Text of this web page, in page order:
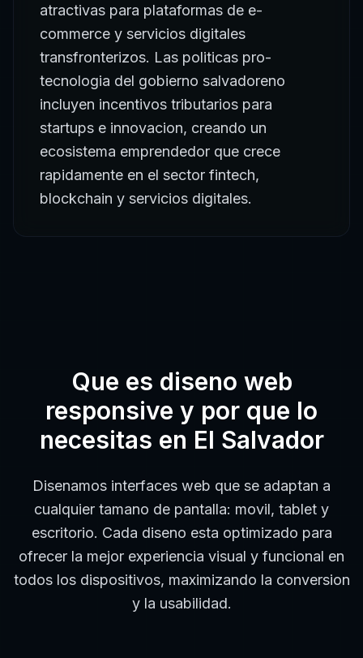
atractivas para plataformas de e-
commerce y servicios digitales
transfronterizos. Las politicas pro-
tecnologia del gobierno salvadoreno
incluyen incentivos tributarios para
startups e innovacion, creando un
ecosistema emprendedor que crece
rapidamente en el sector fintech,
blockchain y servicios digitales.
Que es diseno web
responsive y por que lo
necesitas en El Salvador
Disenamos interfaces web que se adaptan a
cualquier tamano de pantalla: movil, tablet y
escritorio. Cada diseno esta optimizado para
ofrecer la mejor experiencia visual y funcional en
todos los dispositivos, maximizando la conversion
y la usabilidad.